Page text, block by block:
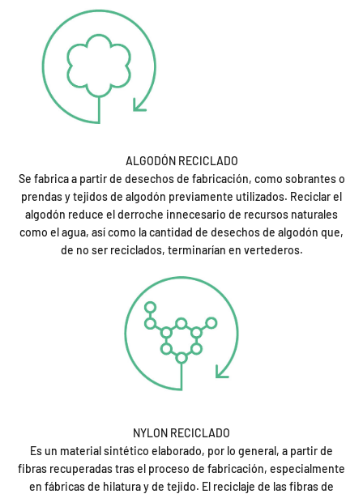
ALGODÓN RECICLADO
Se fabrica a partir de desechos de fabricación, como sobrantes o
prendas y tejidos de algodón previamente utilizados. Reciclar el
algodón reduce el derroche innecesario de recursos naturales
como el agua, así como la cantidad de desechos de algodón que,
de no ser reciclados, terminarían en vertederos.
NYLON RECICLADO
Es un material sintético elaborado, por lo general, a partir de
fibras recuperadas tras el proceso de fabricación, especialmente
en fábricas de hilatura y de tejido. El reciclaje de las fibras de